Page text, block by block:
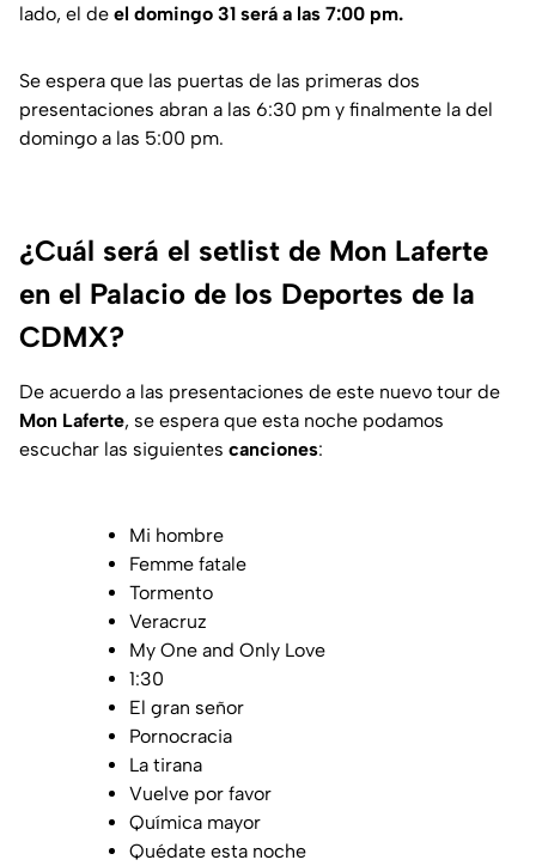
lado, el de el domingo 31 será a las 7:00 pm.
Se espera que las puertas de las primeras dos
presentaciones abran a las 6:30 pm y finalmente la del
domingo a las 5:00 pm.
¿Cuál será el setlist de Mon Laferte
en el Palacio de los Deportes de la
CDMX?
De acuerdo a las presentaciones de este nuevo tour de
Mon Laferte, se espera que esta noche podamos
escuchar las siguientes canciones:
Mi hombre
Femme fatale
Tormento
Veracruz
My One and Only Love
1:30
El gran señor
Pornocracia
La tirana
Vuelve por favor
Química mayor
Quédate esta noche